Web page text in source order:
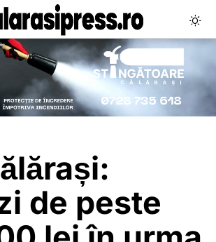
de peste